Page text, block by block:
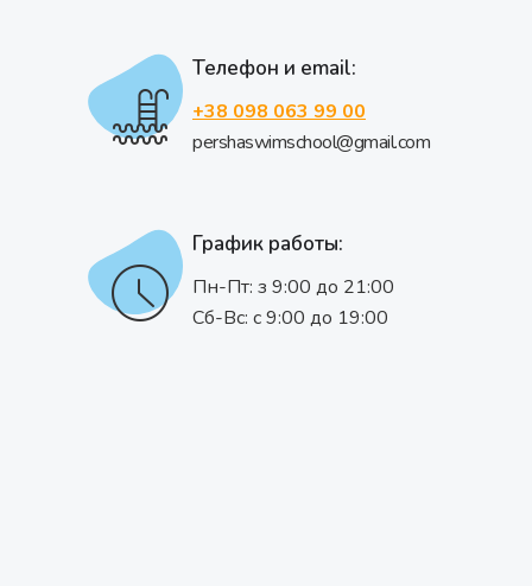
Телефон и email:
+38 098 063 99 00
pershaswimschool@gmail.com
График работы:
Пн-Пт: з 9:00 до 21:00
Сб-Вс: с 9:00 до 19:00